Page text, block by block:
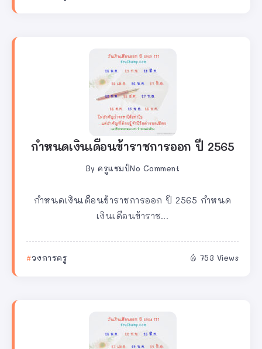
กำหนดเงินเดือนข้าราชการออก ปี 2565
By ครูแชมป์No Comment
กำหนดเงินเดือนข้าราชการออก ปี 2565 กำหนด
เงินเดือนข้าราช...
วงการครู 753 Views